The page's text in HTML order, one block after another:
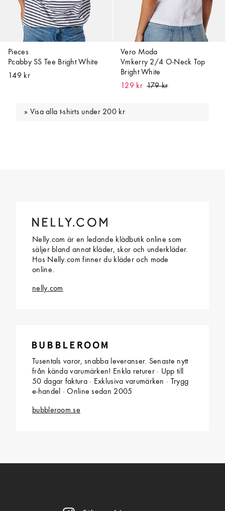
Pieces
Pcabby SS Tee Bright White
149 kr
Vero Moda
Vmkerry 2/4 O-Neck Top
Bright White
129 kr
Visa alla t-shirts under 200 kr
Nelly.com är en ledande klädbutik online som
säljer bland annat kläder, skor och underkläder.
Hos Nelly.com finner du kläder och mode
online.
nelly.com
Tusentals varor, snabba leveranser. Senaste nytt
från kända varumärken! Enkla returer · Upp till
50 dagar faktura · Exklusiva varumärken · Trygg
e-handel · Online sedan 2005
bubbleroom.se